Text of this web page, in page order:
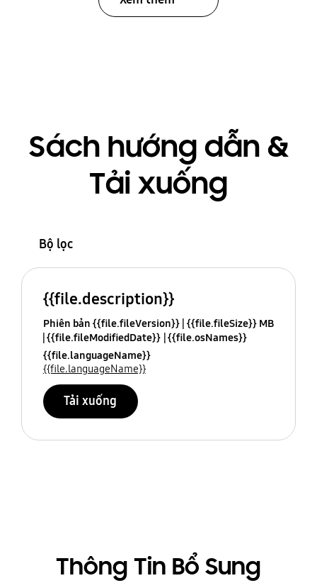
Sách hướng dẫn &
Tải xuống
Bộ lọc
{{file.description}}
Phiên bản {{file.fileVersion}} {{file.fileSize}} MB
{{file.fileModifiedDate}} {{file.osNames}}
{{file.languageName}}
{{file.languageName}}
Tải xuống
Thông Tin Bổ Sung